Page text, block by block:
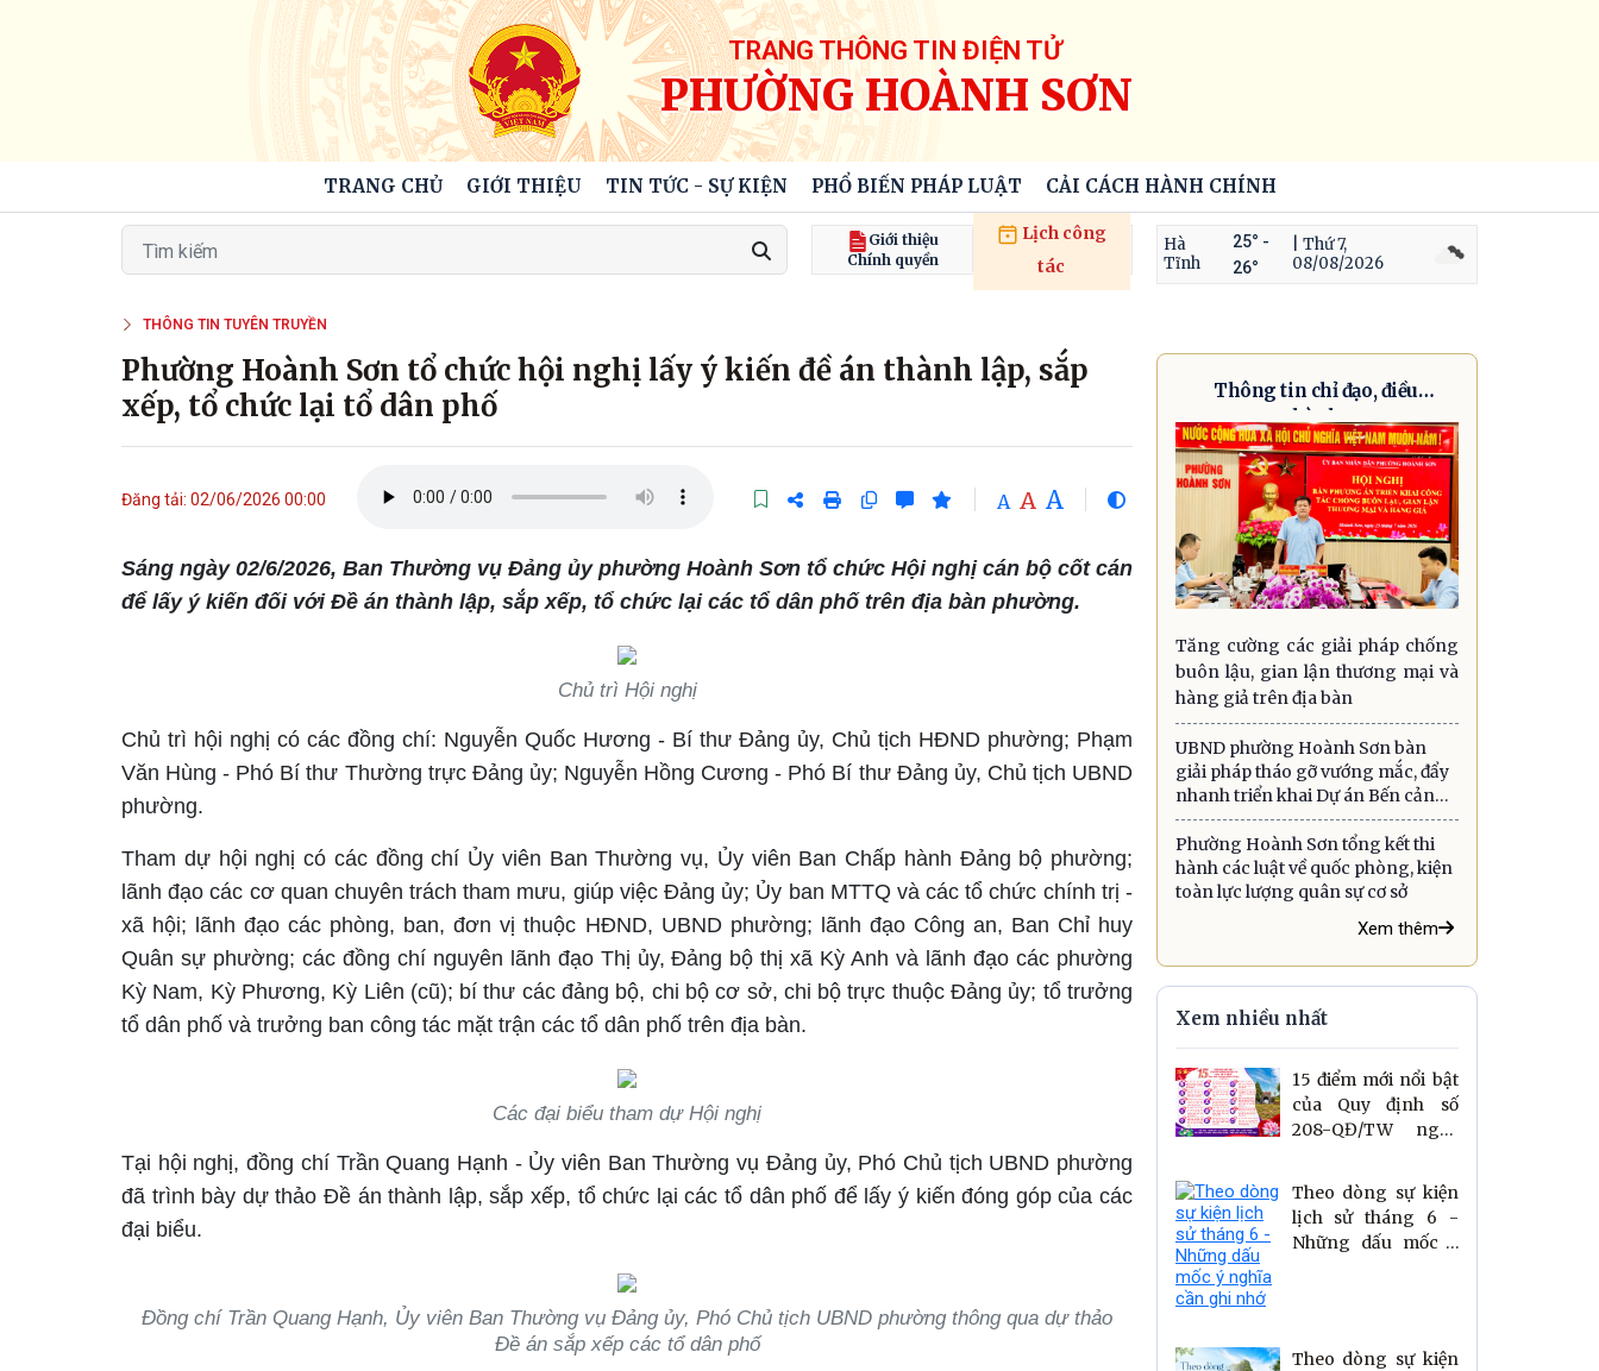
TRANG THÔNG TIN ĐIỆN TỬ
PHƯỜNG HOÀNH SƠN
TRANG CHỦ GIỚI THIỆU TIN TỨC - SỰ KIỆN PHỔ BIẾN PHÁP LUẬT CẢI CÁCH HÀNH CHÍNH
Giới thiệu
Chính quyền
Lịch công
tác
Hà
Tĩnh
25° -
26°
| Thứ 7,
08/08/2026
THÔNG TIN TUYÊN TRUYỀN
Phường Hoành Sơn tổ chức hội nghị lấy ý kiến đề án thành lập, sắp
xếp, tổ chức lại tổ dân phố
Đăng tải: 02/06/2026 00:00 A A A
Sáng ngày 02/6/2026, Ban Thường vụ Đảng ủy phường Hoành Sơn tổ chức Hội nghị cán bộ cốt cán
để lấy ý kiến đối với Đề án thành lập, sắp xếp, tổ chức lại các tổ dân phố trên địa bàn phường.
Chủ trì Hội nghị
Chủ trì hội nghị có các đồng chí: Nguyễn Quốc Hương - Bí thư Đảng ủy, Chủ tịch HĐND phường; Phạm
Văn Hùng - Phó Bí thư Thường trực Đảng ủy; Nguyễn Hồng Cương - Phó Bí thư Đảng ủy, Chủ tịch UBND
phường.
Tham dự hội nghị có các đồng chí Ủy viên Ban Thường vụ, Ủy viên Ban Chấp hành Đảng bộ phường;
lãnh đạo các cơ quan chuyên trách tham mưu, giúp việc Đảng ủy; Ủy ban MTTQ và các tổ chức chính trị -
xã hội; lãnh đạo các phòng, ban, đơn vị thuộc HĐND, UBND phường; lãnh đạo Công an, Ban Chỉ huy
Quân sự phường; các đồng chí nguyên lãnh đạo Thị ủy, Đảng bộ thị xã Kỳ Anh và lãnh đạo các phường
Kỳ Nam, Kỳ Phương, Kỳ Liên (cũ); bí thư các đảng bộ, chi bộ cơ sở, chi bộ trực thuộc Đảng ủy; tổ trưởng
tổ dân phố và trưởng ban công tác mặt trận các tổ dân phố trên địa bàn.
Các đại biểu tham dự Hội nghị
Tại hội nghị, đồng chí Trần Quang Hạnh - Ủy viên Ban Thường vụ Đảng ủy, Phó Chủ tịch UBND phường
đã trình bày dự thảo Đề án thành lập, sắp xếp, tổ chức lại các tổ dân phố để lấy ý kiến đóng góp của các
đại biểu.
Đồng chí Trần Quang Hạnh, Ủy viên Ban Thường vụ Đảng ủy, Phó Chủ tịch UBND phường thông qua dự thảo
Đề án sắp xếp các tổ dân phố
Thông tin chỉ đạo, điều
hành
Tăng cường các giải pháp chống
buôn lậu, gian lận thương mại và
hàng giả trên địa bàn
UBND phường Hoành Sơn bàn
giải pháp tháo gỡ vướng mắc, đẩy
nhanh triển khai Dự án Bến cảng
quốc tế Sơn Dương
Phường Hoành Sơn tổng kết thi
hành các luật về quốc phòng, kiện
toàn lực lượng quân sự cơ sở
Xem thêm
Xem nhiều nhất
15 điểm mới nổi bật
của Quy định số
208-QĐ/TW ngày
Theo dòng sự kiện
lịch sử tháng 6 -
Những dấu mốc ý
Theo dòng sự kiện